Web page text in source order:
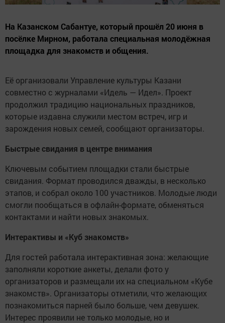
На Казанском Сабантуе, который прошёл 20 июня в
посёлке Мирном, работала специальная молодёжная
площадка для знакомств и общения.
Её организовали Управление культуры Казани
совместно с журналами «Идель — Идел». Проект
продолжил традицию национальных праздников,
которые издавна служили местом встреч, игр и
зарождения новых семей, сообщают организаторы.
Быстрые свидания в центре внимания
Ключевым событием площадки стали быстрые
свидания. Формат проводился дважды, в несколько
этапов, и собрал около 100 участников. Молодые люди
смогли пообщаться в офлайн-формате, обменяться
контактами и найти новых знакомых.
Интерактивы и «Куб знакомств»
Для гостей работала интерактивная зона: желающие
заполняли короткие анкеты, делали фото у
организаторов и размещали их на специальном «Кубе
знакомств». Организаторы отметили, что желающих
познакомиться парней было больше, чем девушек.
Интерес проявили не только молодые, но и